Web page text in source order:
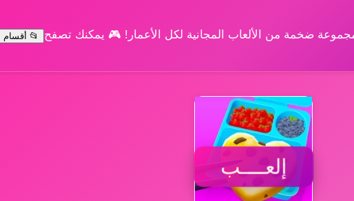
ضخمة من الألعاب المجانية لكل الأعمار! 🎮 يمكنك تصفح 📂 أقسام
إلعــــب